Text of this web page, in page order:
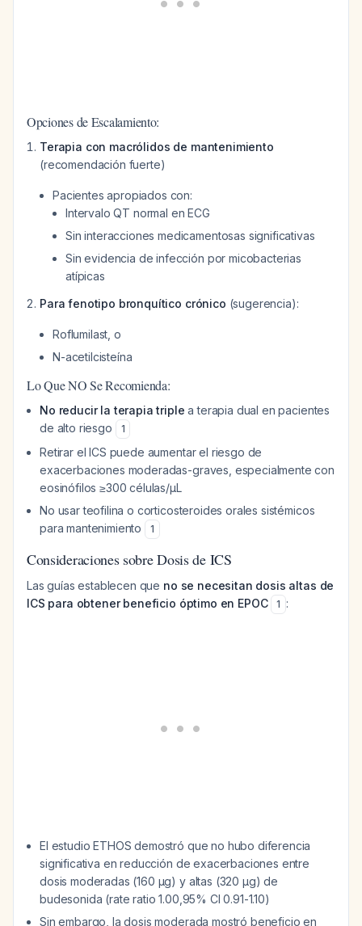
Opciones de Escalamiento:
Terapia con macrólidos de mantenimiento
(recomendación fuerte)
Pacientes apropiados con:
Intervalo QT normal en ECG
Sin interacciones medicamentosas significativas
Sin evidencia de infección por micobacterias
atípicas
Para fenotipo bronquítico crónico (sugerencia):
Roflumilast, o
N-acetilcisteína
Lo Que NO Se Recomienda:
No reducir la terapia triple a terapia dual en pacientes
de alto riesgo
1
Retirar el ICS puede aumentar el riesgo de
exacerbaciones moderadas-graves, especialmente con
eosinófilos ≥300 células/μL
No usar teofilina o corticosteroides orales sistémicos
para mantenimiento
1
Consideraciones sobre Dosis de ICS
Las guías establecen que no se necesitan dosis altas de
ICS para obtener beneficio óptimo en EPOC
1 :
El estudio ETHOS demostró que no hubo diferencia
significativa en reducción de exacerbaciones entre
dosis moderadas (160 μg) y altas (320 μg) de
budesonida (rate ratio 1.00,95% CI 0.91-1.10)
Sin embargo, la dosis moderada mostró beneficio en